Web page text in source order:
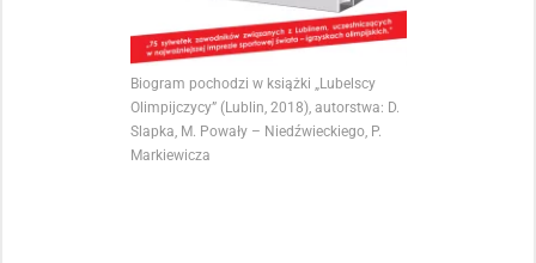
Biogram pochodzi w książki „Lubelscy
Olimpijczycy” (Lublin, 2018), autorstwa: D.
Slapka, M. Powały – Niedźwieckiego, P.
Markiewicza